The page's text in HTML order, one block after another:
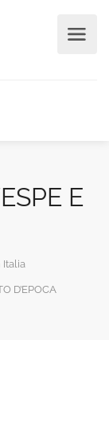
E
Italia
D’EPOCA